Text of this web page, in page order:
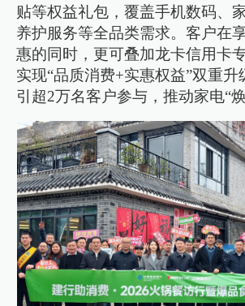
贴等权益礼包，覆盖手机数码、
养护服务等全品类需求。客户在
惠的同时，更可叠加龙卡信用卡
实现“品质消费+实惠权益”双重升
引超2万名客户参与，推动家电“焕